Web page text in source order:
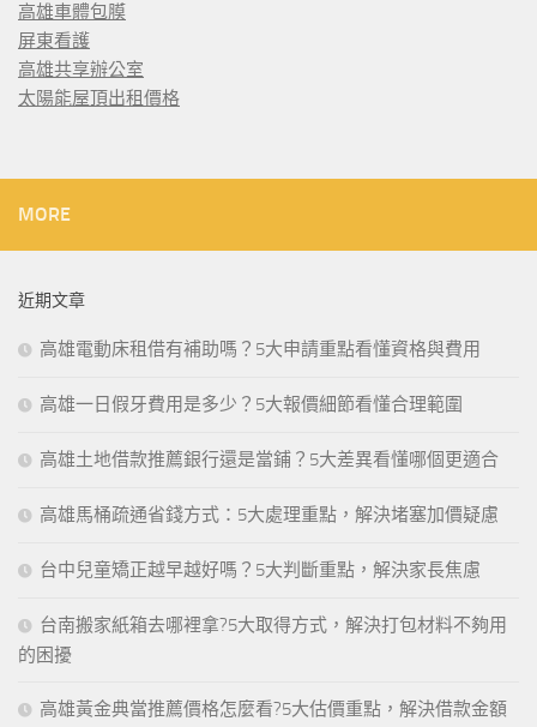
高雄車體包膜
屏東看護
高雄共享辦公室
太陽能屋頂出租價格
MORE
近期文章
高雄電動床租借有補助嗎？5大申請重點看懂資格與費用
高雄一日假牙費用是多少？5大報價細節看懂合理範圍
高雄土地借款推薦銀行還是當鋪？5大差異看懂哪個更適合
高雄馬桶疏通省錢方式：5大處理重點，解決堵塞加價疑慮
台中兒童矯正越早越好嗎？5大判斷重點，解決家長焦慮
台南搬家紙箱去哪裡拿?5大取得方式，解決打包材料不夠用
的困擾
高雄黃金典當推薦價格怎麼看?5大估價重點，解決借款金額